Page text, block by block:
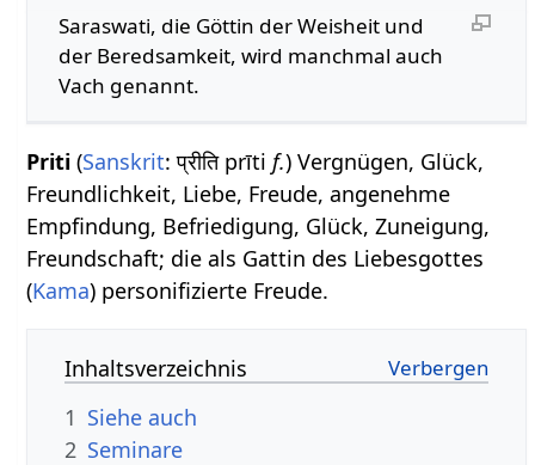
Saraswati, die Göttin der Weisheit und
der Beredsamkeit, wird manchmal auch
Vach genannt.
Priti (Sanskrit: प्रीति prītif.) Vergnügen, Glück,
Freundlichkeit, Liebe, Freude, angenehme
Empfindung, Befriedigung, Glück, Zuneigung,
Freundschaft; die als Gattin des Liebesgottes
(Kama) personifizierte Freude.
Inhaltsverzeichnis
1 Siehe auch
2 Seminare